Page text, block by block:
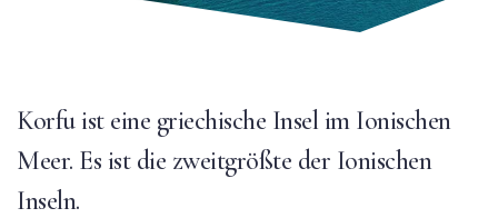
Korfu ist eine griechische Insel im Ionischen
Meer. Es ist die zweitgrößte der Ionischen
Inseln.